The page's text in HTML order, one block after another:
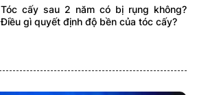
Tóc cấy sau 2 năm có bị rụng không?
Điều gì quyết định độ bền của tóc cấy?